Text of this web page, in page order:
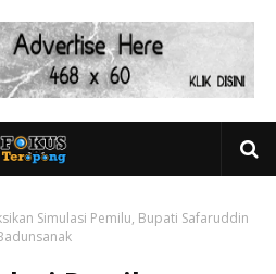
Simulasi Pemilu, Bupati Safaruddin